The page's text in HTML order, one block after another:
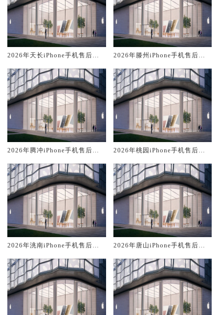
2026年天长iPhone手机售后服
口碑排名对比知名
2026年滕州iPhone手机售后服
口碑排名对比知名
2026年腾冲iPhone手机售后服
口碑排名对比知名
2026年桃园iPhone手机售后服
口碑排名对比知名
2026年洮南iPhone手机售后服
口碑排名对比知名
2026年唐山iPhone手机售后服
口碑排名对比知名